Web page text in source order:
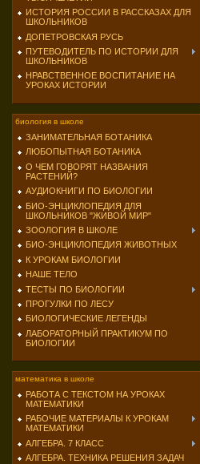
ИСТОРИЯ РОССИИ В РАССКАЗАХ ДЛЯ
ШКОЛЬНИКОВ
ДОПЕТРОВСКАЯ РУСЬ
ПУТЕВОДИТЕЛЬ ПО ИСТОРИИ ДЛЯ
ШКОЛЬНИКОВ
НРАВСТВЕННОЕ ВОСПИТАНИЕ НА
УРОКАХ ИСТОРИИ
биология в школе
ЗАНИМАТЕЛЬНАЯ БОТАНИКА
ЛЮБОПЫТНАЯ БОТАНИКА
О ЧЕМ ГОВОРЯТ НАЗВАНИЯ
РАСТЕНИЙ?
АУДИОКНИГИ ПО БИОЛОГИИ
БИО-ЭНЦИКЛОПЕДИЯ ДЛЯ
ШКОЛЬНИКОВ "ЖИВОЙ МИР"
ЗООЛОГИЯ В ШКОЛЕ
БИО-ЭНЦИКЛОПЕДИЯ ЖИВОТНЫХ
К УРОКАМ БИОЛОГИИ
НАШЕ ТЕЛО
ТЕСТЫ ПО БИОЛОГИИ
ПРОГУЛКИ ПО ЛЕСУ
БИОЛОГИЧЕСКИЕ ЛЕГЕНДЫ
ЛАБОРАТОРНЫЙ ПРАКТИКУМ ПО
БИОЛОГИИ
математика в школе
РАБОТА С ТЕКСТОМ НА УРОКАХ
МАТЕМАТИКИ
РАБОЧИЕ МАТЕРИАЛЫ К УРОКАМ
МАТЕМАТИКИ
АЛГЕБРА. 7 КЛАСС
АЛГЕБРА. ТЕХНИКА РЕШЕНИЯ ЗАДАЧ